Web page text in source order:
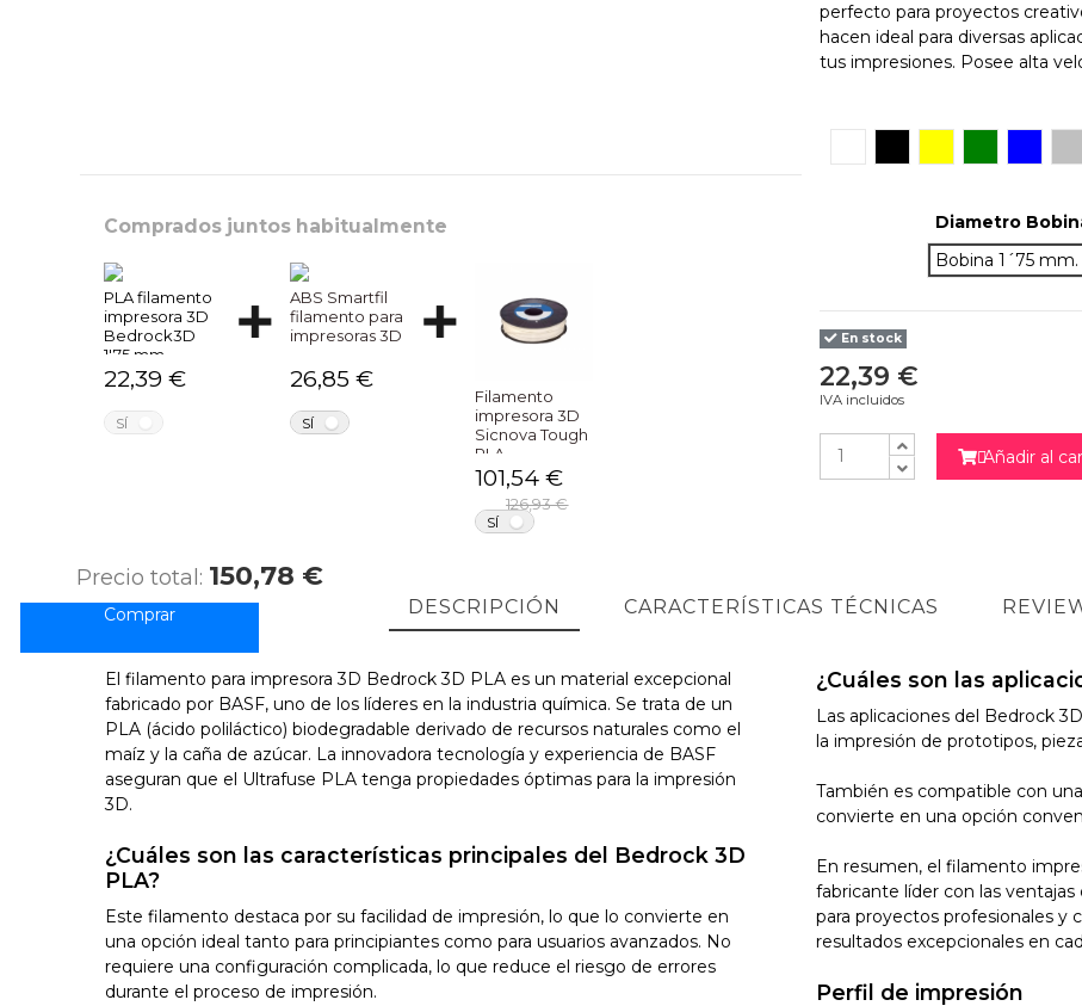
perfecto para proyectos
hacen ideal para diversas
tus impresiones. Posee alta
Diametro
Bobina 1´75 mm.
En stock
22,39 €
IVA incluidos

Añadir al
Comprados juntos habitualmente
PLA filamento
impresora 3D
Bedrock3D
1'75 mm.
22,39 €
SÍ
ABS Smartfil
filamento para
impresoras 3D
26,85 €
SÍ
Filamento
impresora 3D
Sicnova Tough
PLA
101,54 €
126,93 €
SÍ
Precio total: 150,78 €
DESCRIPCIÓN CARACTERÍSTICAS TÉCNICAS
El filamento para impresora 3D Bedrock 3D PLA es un material excepcional
fabricado por BASF, uno de los líderes en la industria química. Se trata de un
PLA (ácido poliláctico) biodegradable derivado de recursos naturales como el
maíz y la caña de azúcar. La innovadora tecnología y experiencia de BASF
aseguran que el Ultrafuse PLA tenga propiedades óptimas para la impresión
3D.
¿Cuáles son las características principales del Bedrock 3D
PLA?
Este filamento destaca por su facilidad de impresión, lo que lo convierte en
una opción ideal tanto para principiantes como para usuarios avanzados. No
requiere una configuración complicada, lo que reduce el riesgo de errores
durante el proceso de impresión.
¿Cuáles son las
Las aplicaciones del Bedrock
la impresión de prototipos,
También es compatible con
convierte en una opción
En resumen, el filamento
fabricante líder con las
para proyectos profesionales y
resultados excepcionales en
Perfil de impresión